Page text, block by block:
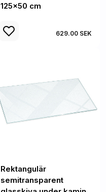
125x50 cm
629.00 SEK
Rektangulär
semitransparent